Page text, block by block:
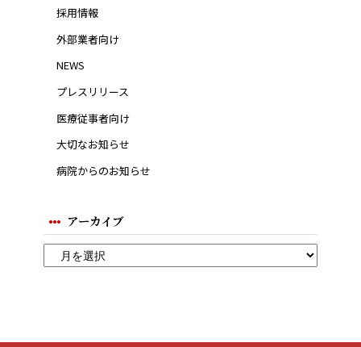
採用情報
外部業者向け
NEWS
プレスリリース
医療従事者向け
大切なお知らせ
病院からのお知らせ
アーカイブ